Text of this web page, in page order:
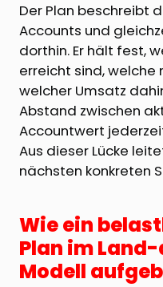
Der Plan beschreibt
Accounts und
dorthin. Er hält fest,
erreicht sind, welche
welcher Umsatz
Abstand zwischen
Accountwert
Aus dieser Lücke
nächsten konkreten
Wie ein
Plan im
Modell